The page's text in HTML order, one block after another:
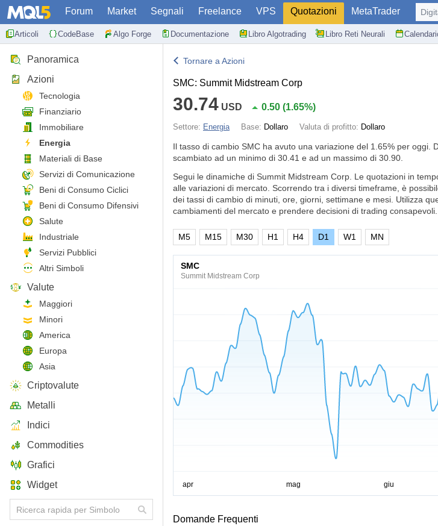
Forum Market Segnali Freelance VPS Quotazioni MetaTrader
Articoli CodeBase Algo Forge Documentazione Libro Algotrading Libro Reti Neurali
Panoramica
Azioni
Tecnologia
Finanziario
Immobiliare
Energia
Materiali di Base
Servizi di Comunicazione
Beni di Consumo Ciclici
Beni di Consumo Difensivi
Salute
Industriale
Servizi Pubblici
Altri Simboli
Valute
Maggiori
Minori
America
Europa
Asia
Criptovalute
Metalli
Indici
Commodities
Grafici
Widget
Tornare a Azioni
SMC: Summit Midstream Corp
30.74 USD 0.50 (1.65%)
Settore: Energia Base: Dollaro Valuta di profitto: Dollaro
Il tasso di cambio SMC ha avuto una variazione del 1.65% per oggi.
scambiato ad un minimo di 30.41 e ad un massimo di 30.90.
Segui le dinamiche di Summit Midstream Corp. Le quotazioni in
alle variazioni di mercato. Scorrendo tra i diversi timeframe, è
dei tassi di cambio di minuti, ore, giorni, settimane e mesi. Utilizza
cambiamenti del mercato e prendere decisioni di trading consapevoli.
M5 M15 M30 H1 H4 D1 W1 MN
SMC
Summit Midstream Corp
Domande Frequenti